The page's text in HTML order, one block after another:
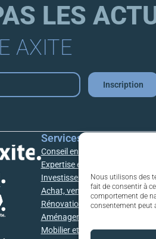
Nous utilisons des
fait de consentir à
comportement de
consentement peut
LES
AXITE
Inscription
Services
Conseil en immobilier
Expertise et estimation de
Investissement en immobilier
Achat, vente, location
Rénovation des bâtiments
Aménagement d'espaces de
Mobilier et équipements